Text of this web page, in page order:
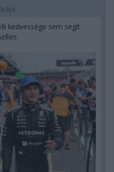
kedvessége sem segít